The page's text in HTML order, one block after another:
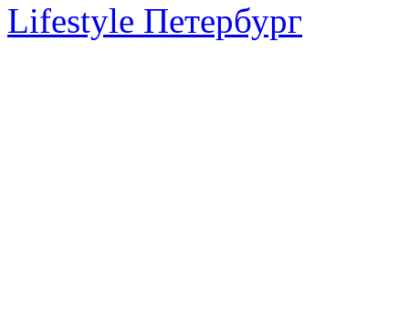
Lifestyle Петербург